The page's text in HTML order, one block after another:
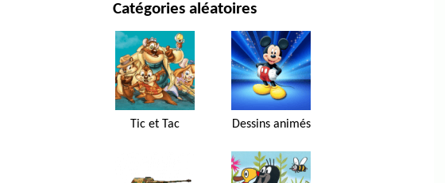
Catégories aléatoires
Tic et Tac Dessins animés